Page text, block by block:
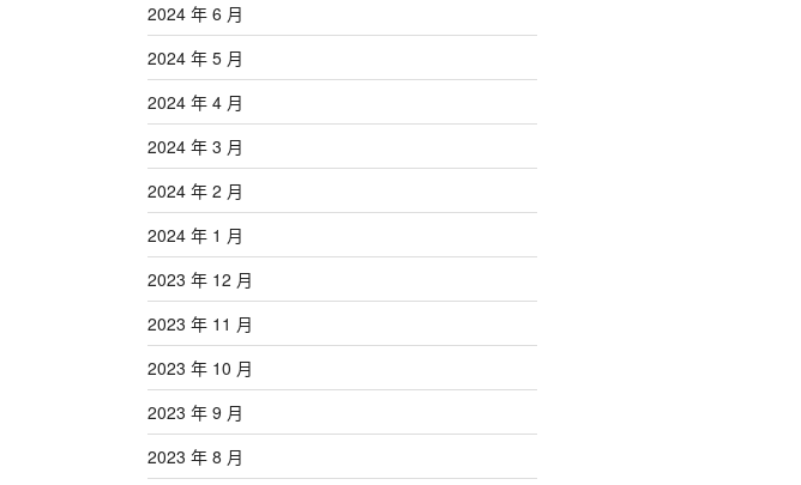
2024 年 6 月
2024 年 5 月
2024 年 4 月
2024 年 3 月
2024 年 2 月
2024 年 1 月
2023 年 12 月
2023 年 11 月
2023 年 10 月
2023 年 9 月
2023 年 8 月